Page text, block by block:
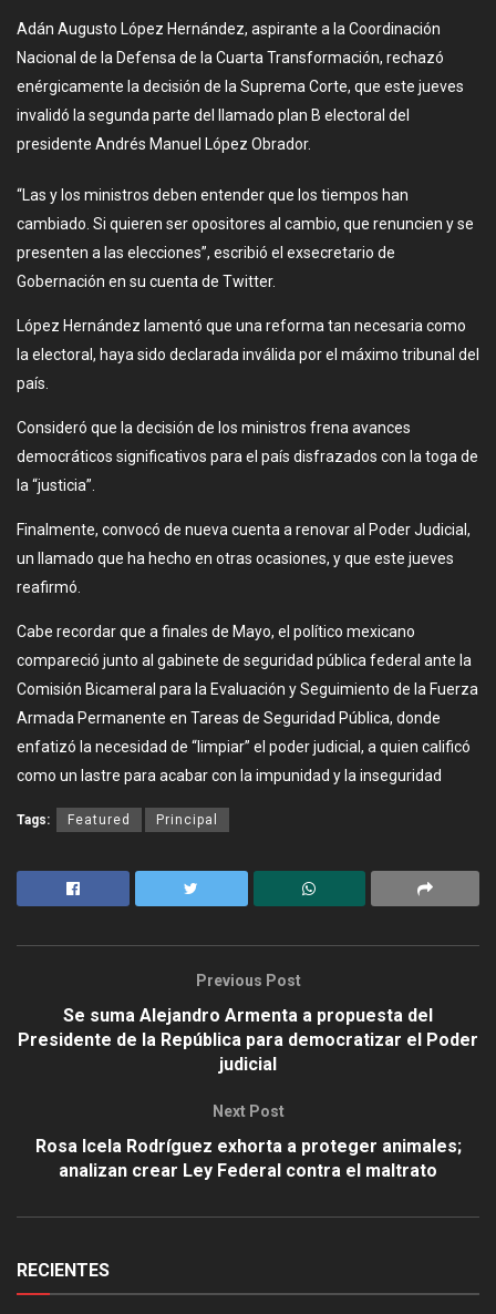
Adán Augusto López Hernández, aspirante a la Coordinación
Nacional de la Defensa de la Cuarta Transformación, rechazó
enérgicamente la decisión de la Suprema Corte, que este jueves
invalidó la segunda parte del llamado plan B electoral del
presidente Andrés Manuel López Obrador.
“Las y los ministros deben entender que los tiempos han
cambiado. Si quieren ser opositores al cambio, que renuncien y se
presenten a las elecciones”, escribió el exsecretario de
Gobernación en su cuenta de Twitter.
López Hernández lamentó que una reforma tan necesaria como
la electoral, haya sido declarada inválida por el máximo tribunal del
país.
Consideró que la decisión de los ministros frena avances
democráticos significativos para el país disfrazados con la toga de
la “justicia”.
Finalmente, convocó de nueva cuenta a renovar al Poder Judicial,
un llamado que ha hecho en otras ocasiones, y que este jueves
reafirmó.
Cabe recordar que a finales de Mayo, el político mexicano
compareció junto al gabinete de seguridad pública federal ante la
Comisión Bicameral para la Evaluación y Seguimiento de la Fuerza
Armada Permanente en Tareas de Seguridad Pública, donde
enfatizó la necesidad de “limpiar” el poder judicial, a quien calificó
como un lastre para acabar con la impunidad y la inseguridad
Tags: Featured Principal
Previous Post
Se suma Alejandro Armenta a propuesta del
Presidente de la República para democratizar el Poder
judicial
Next Post
Rosa Icela Rodríguez exhorta a proteger animales;
analizan crear Ley Federal contra el maltrato
RECIENTES